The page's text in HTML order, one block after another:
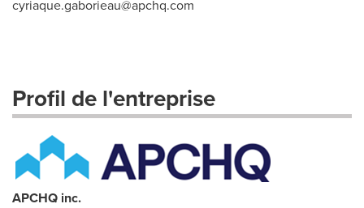
cyriaque.gaborieau@apchq.com
Profil de l'entreprise
APCHQ inc.